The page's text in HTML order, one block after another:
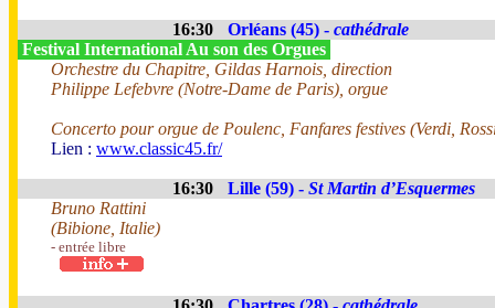
16:30 Orléans (45) - cathédrale
Festival International Au son des Orgues
Orchestre du Chapitre, Gildas Harnois, direction
Philippe Lefebvre (Notre-Dame de Paris), orgue
Concerto pour orgue de Poulenc, Fanfares festives (Verdi,
Lien : www.classic45.fr/
16:30 Lille (59) - St Martin d’Esquermes
Bruno Rattini
(Bibione, Italie)
- entrée libre